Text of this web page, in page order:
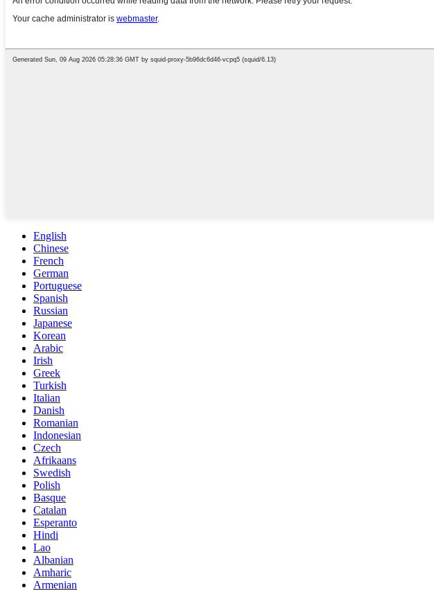
English
Chinese
French
German
Portuguese
Spanish
Russian
Japanese
Korean
Arabic
Irish
Greek
Turkish
Italian
Danish
Romanian
Indonesian
Czech
Afrikaans
Swedish
Polish
Basque
Catalan
Esperanto
Hindi
Lao
Albanian
Amharic
Armenian